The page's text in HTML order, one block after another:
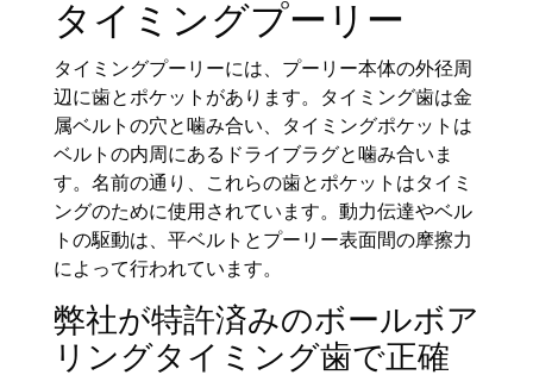
タイミングプーリー
タイミングプーリーには、プーリー本体の外径周
辺に歯とポケットがあります。タイミング歯は金
属ベルトの穴と噛み合い、タイミングポケットは
ベルトの内周にあるドライブラグと噛み合いま
す。名前の通り、これらの歯とポケットはタイミ
ングのために使用されています。動力伝達やベル
トの駆動は、平ベルトとプーリー表面間の摩擦力
によって行われています。
弊社が特許済みのボールボア
リングタイミング歯で正確